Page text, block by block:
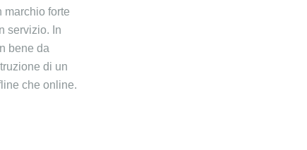
marchio forte
servizio. In
bene da
di un
che online.